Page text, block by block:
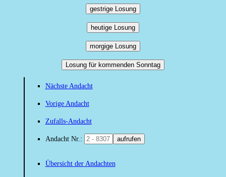
gestrige Losung
heutige Losung
morgige Losung
Losung für kommenden Sonntag
Nächste Andacht
Vorige Andacht
Zufalls-Andacht
Andacht Nr.: aufrufen
Übersicht der Andachten